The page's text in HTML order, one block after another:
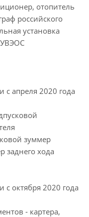
отопитель
российского
установка
с апреля 2020 года
зуммер
заднего хода
октября 2020 года
- картера,